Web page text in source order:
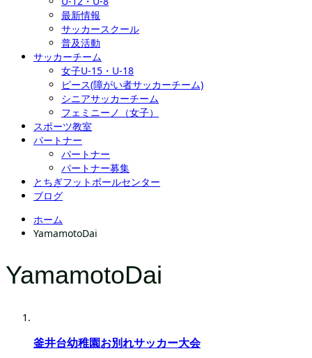
最新情報
サッカースクール
普及活動
サッカーチーム
女子U-15・U-18
ピース(障がい者サッカーチーム)
シニアサッカーチーム
フェミニーノ（女子）
スポーツ教室
パートナー
パートナー
パートナー募集
とちぎフットボールセンター
ブログ
ホーム
YamamotoDai
YamamotoDai
釜井台幼稚園お別れサッカー大会